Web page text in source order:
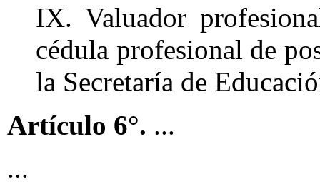
IX. Valuador
cédula profesional de
la Secretaría de
Artículo 6°. ...
...